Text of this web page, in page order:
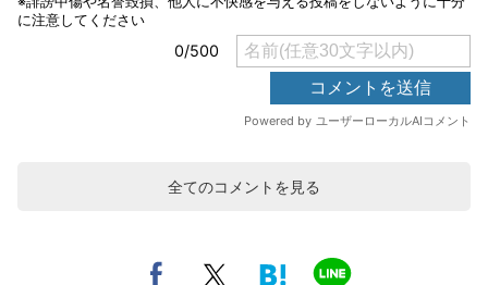
全てのコメントを見る